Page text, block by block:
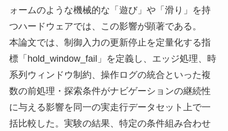
ォームのような機械的な「遊び」や「滑り」を持
つハードウェアでは、この影響が顕著である。
本論文では、制御入力の更新停止を定量化する指
標「hold_window_fail」を定義し、エッジ処理、時
系列ウィンドウ制約、操作ログの統合といった複
数の前処理・探索条件がナビゲーションの継続性
に与える影響を同一の実走行データセット上で一
括比較した。実験の結果、特定の条件組み合わせ